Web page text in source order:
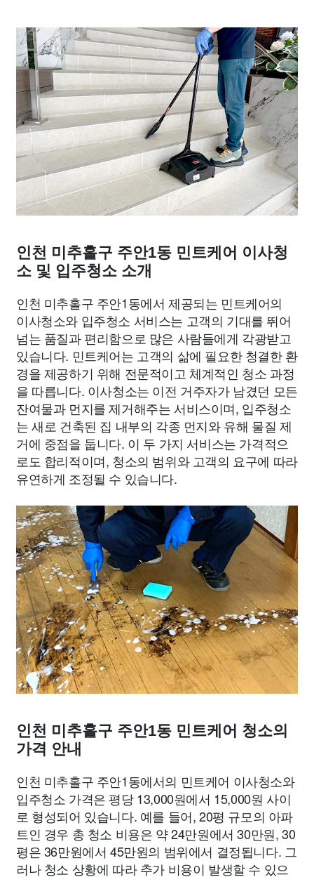
인천 미추홀구 주안1동 민트케어 이사청
소 및 입주청소 소개
인천 미추홀구 주안1동에서 제공되는 민트케어의
이사청소와 입주청소 서비스는 고객의 기대를 뛰어
넘는 품질과 편리함으로 많은 사람들에게 각광받고
있습니다. 민트케어는 고객의 삶에 필요한 청결한 환
경을 제공하기 위해 전문적이고 체계적인 청소 과정
을 따릅니다. 이사청소는 이전 거주자가 남겼던 모든
잔여물과 먼지를 제거해주는 서비스이며, 입주청소
는 새로 건축된 집 내부의 각종 먼지와 유해 물질 제
거에 중점을 둡니다. 이 두 가지 서비스는 가격적으
로도 합리적이며, 청소의 범위와 고객의 요구에 따라
유연하게 조정될 수 있습니다.
인천 미추홀구 주안1동 민트케어 청소의
가격 안내
인천 미추홀구 주안1동에서의 민트케어 이사청소와
입주청소 가격은 평당 13,000원에서 15,000원 사이
로 형성되어 있습니다. 예를 들어, 20평 규모의 아파
트인 경우 총 청소 비용은 약 24만원에서 30만원, 30
평은 36만원에서 45만원의 범위에서 결정됩니다. 그
러나 청소 상황에 따라 추가 비용이 발생할 수 있으